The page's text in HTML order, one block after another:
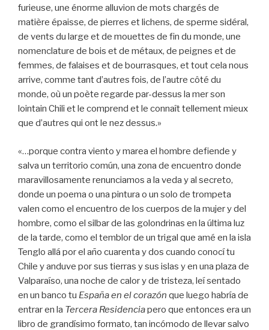
furieuse, une énorme alluvion de mots chargés de
matière épaisse, de pierres et lichens, de sperme sidéral,
de vents du large et de mouettes de fin du monde, une
nomenclature de bois et de métaux, de peignes et de
femmes, de falaises et de bourrasques, et tout cela nous
arrive, comme tant d’autres fois, de l’autre côté du
monde, où un poète regarde par-dessus la mer son
lointain Chili et le comprend et le connaît tellement mieux
que d’autres qui ont le nez dessus.»
«…porque contra viento y marea el hombre defiende y
salva un territorio común, una zona de encuentro donde
maravillosamente renunciamos a la veda y al secreto,
donde un poema o una pintura o un solo de trompeta
valen como el encuentro de los cuerpos de la mujer y del
hombre, como el silbar de las golondrinas en la última luz
de la tarde, como el temblor de un trigal que amé en la isla
Tenglo allá por el año cuarenta y dos cuando conocí tu
Chile y anduve por sus tierras y sus islas y en una plaza de
Valparaíso, una noche de calor y de tristeza, leí sentado
en un banco tu España en el corazón que luego habría de
entrar en la Tercera Residenciapero que entonces era un
libro de grandísimo formato, tan incómodo de llevar salvo